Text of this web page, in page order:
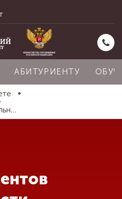
АБИТУРИЕНТУ